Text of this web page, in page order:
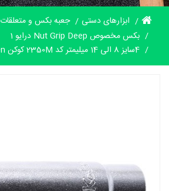
ابزارهای دستی جعبه بکس و متعلقات
بکس مخصوص Nut Grip Deep درایو 1
4سایز 8 الی 14 میلیمتر کد 2350M کوکن Koken ژاپن